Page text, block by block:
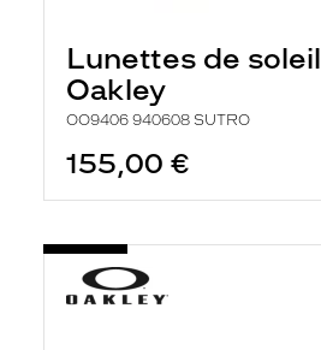
Lunettes de soleil
Oakley
OO9406 940608 SUTRO
155,00 €